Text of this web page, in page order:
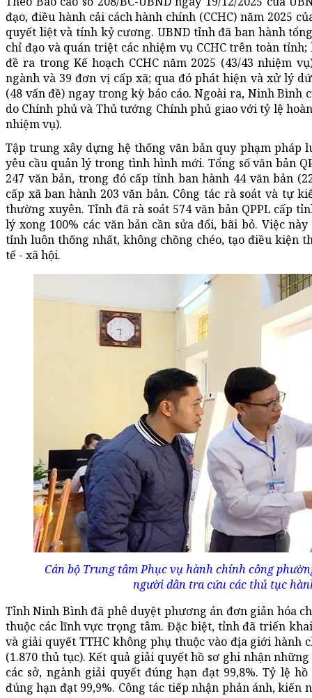
đạo, điều hành cải cách hành chính (CCHC) năm 2025
quyết liệt và tính kỷ cương. UBND tỉnh đã ban hành
chỉ đạo và quán triệt các nhiệm vụ CCHC trên toàn
đề ra trong Kế hoạch CCHC năm 2025 (43/43 nhiệm
ngành và 39 đơn vị cấp xã; qua đó phát hiện và xử lý
(48 vấn đề) ngay trong kỳ báo cáo. Ngoài ra, Ninh Bình
do Chính phủ và Thủ tướng Chính phủ giao với tỷ lệ
nhiệm vụ).
Tập trung xây dựng hệ thống văn bản quy phạm pháp
yêu cầu quản lý trong tình hình mới. Tổng số văn bản
247 văn bản, trong đó cấp tỉnh ban hành 44 văn bản
cấp xã ban hành 203 văn bản. Công tác rà soát và tự
thường xuyên. Tỉnh đã rà soát 574 văn bản QPPL cấp
lý xong 100% các văn bản cần sửa đổi, bãi bỏ. Việc
tỉnh luôn thống nhất, không chồng chéo, tạo điều kiện
tế - xã hội.
Cán bộ Trung tâm Phục vụ hành chính công
người dân tra cứu các thủ tục
Tỉnh Ninh Bình đã phê duyệt phương án đơn giản hóa
thuộc các lĩnh vực trọng tâm. Đặc biệt, tỉnh đã triển
và giải quyết TTHC không phụ thuộc vào địa giới hành
(1.870 thủ tục). Kết quả giải quyết hồ sơ ghi nhận
các sở, ngành giải quyết đúng hạn đạt 99,8%. Tỷ lệ
đúng hạn đạt 99,9%. Công tác tiếp nhận phản ánh, kiến